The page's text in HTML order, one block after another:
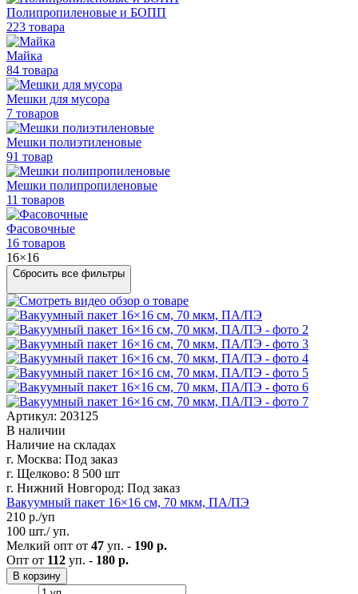
Полипропиленовые и БОПП
223 товара
Майка
84 товара
Мешки для мусора
7 товаров
Мешки полиэтиленовые
91 товар
Мешки полипропиленовые
11 товаров
Фасовочные
16 товаров
16×16
Сбросить все фильтры
Артикул: 203125
В наличии
Наличие на складах
г. Москва: Под заказ
г. Щелково: 8 500 шт
г. Нижний Новгород: Под заказ
Вакуумный пакет 16×16 см, 70 мкм, ПА/ПЭ
210 р./уп
100 шт./ уп.
Мелкий опт от 47 уп. - 190 р.
Опт от 112 уп. - 180 р.
В корзину